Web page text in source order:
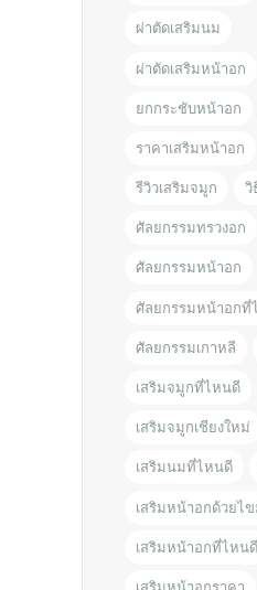
ผ่าตัดเสริมนม
ผ่าตัดเสริมหน้าอก
ยกกระชับหน้าอก
ราคาเสริมหน้าอก
รีวิวเสริมจมูก วิ
ศัลยกรรมทรวงอก
ศัลยกรรมหน้าอก
ศัลยกรรมหน้าอกที่
ศัลยกรรมเกาหลี
เสริมจมูกที่ไหนดี
เสริมจมูกเชียงใหม่
เสริมนมที่ไหนดี
เสริมหน้าอกด้วยไ
เสริมหน้าอกที่ไหนดี